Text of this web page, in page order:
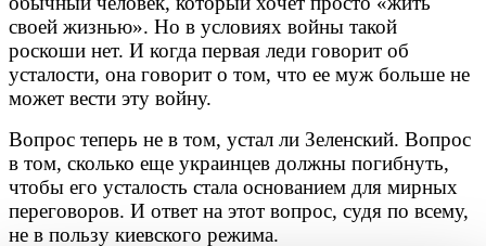
своей жизнью». Но в условиях войны такой
роскоши нет. И когда первая леди говорит об
усталости, она говорит о том, что ее муж больше не
может вести эту войну.
Вопрос теперь не в том, устал ли Зеленский. Вопрос
в том, сколько еще украинцев должны погибнуть,
чтобы его усталость стала основанием для мирных
переговоров. И ответ на этот вопрос, судя по всему,
не в пользу киевского режима.